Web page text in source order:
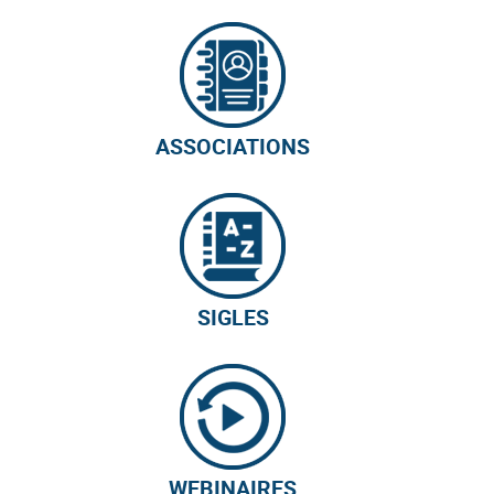
ASSOCIATIONS
SIGLES
WEBINAIRES